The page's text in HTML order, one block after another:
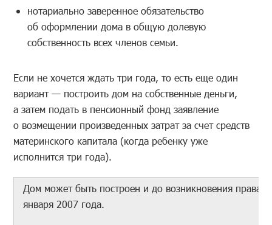
нотариально заверенное обязательство
об оформлении дома в общую долевую
собственность всех членов семьи.
Если не хочется ждать три года, то есть еще один
вариант — построить дом на собственные деньги,
а затем подать в пенсионный фонд заявление
о возмещении произведенных затрат за счет средств
материнского капитала (когда ребенку уже
исполнится три года).
Дом может быть построен и до возникновения права
января 2007 года.